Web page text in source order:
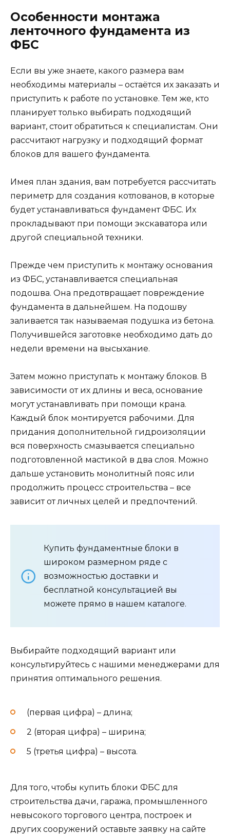
Особенности монтажа
ленточного фундамента из
ФБС
Если вы уже знаете, какого размера вам
необходимы материалы – остаётся их заказать и
приступить к работе по установке. Тем же, кто
планирует только выбирать подходящий
вариант, стоит обратиться к специалистам. Они
рассчитают нагрузку и подходящий формат
блоков для вашего фундамента.
Имея план здания, вам потребуется рассчитать
периметр для создания котлованов, в которые
будет устанавливаться фундамент ФБС. Их
прокладывают при помощи экскаватора или
другой специальной техники.
Прежде чем приступить к монтажу основания
из ФБС, устанавливается специальная
подошва. Она предотвращает повреждение
фундамента в дальнейшем. На подошву
заливается так называемая подушка из бетона.
Получившейся заготовке необходимо дать до
недели времени на высыхание.
Затем можно приступать к монтажу блоков. В
зависимости от их длины и веса, основание
могут устанавливать при помощи крана.
Каждый блок монтируется рабочими. Для
придания дополнительной гидроизоляции
вся поверхность смазывается специально
подготовленной мастикой в два слоя. Можно
дальше установить монолитный пояс или
продолжить процесс строительства – все
зависит от личных целей и предпочтений.
Купить фундаментные блоки в
широком размерном ряде с
возможностью доставки и
бесплатной консультацией вы
можете прямо в нашем каталоге.
Выбирайте подходящий вариант или
консультируйтесь с нашими менеджерами для
принятия оптимального решения.
(первая цифра) – длина;
2 (вторая цифра) – ширина;
5 (третья цифра) – высота.
Для того, чтобы купить блоки ФБС для
строительства дачи, гаража, промышленного
невысокого торгового центра, построек и
других сооружений оставьте заявку на сайте